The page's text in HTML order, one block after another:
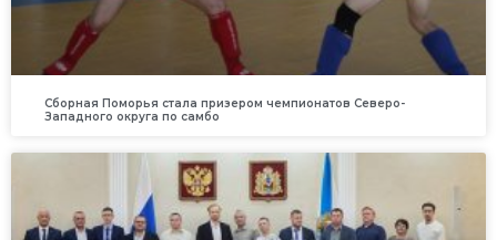
Сборная Поморья стала призером чемпионатов Северо-
Западного округа по самбо